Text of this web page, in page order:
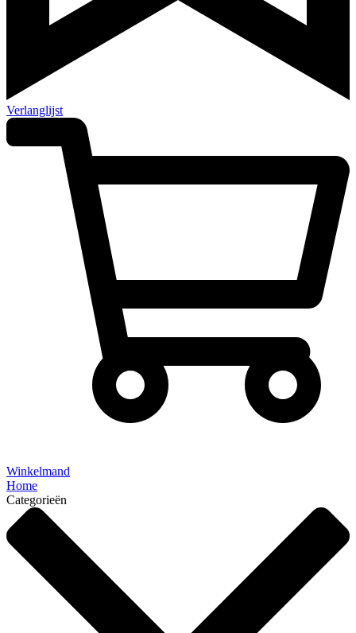
Verlanglijst
Winkelmand
Home
Categorieën